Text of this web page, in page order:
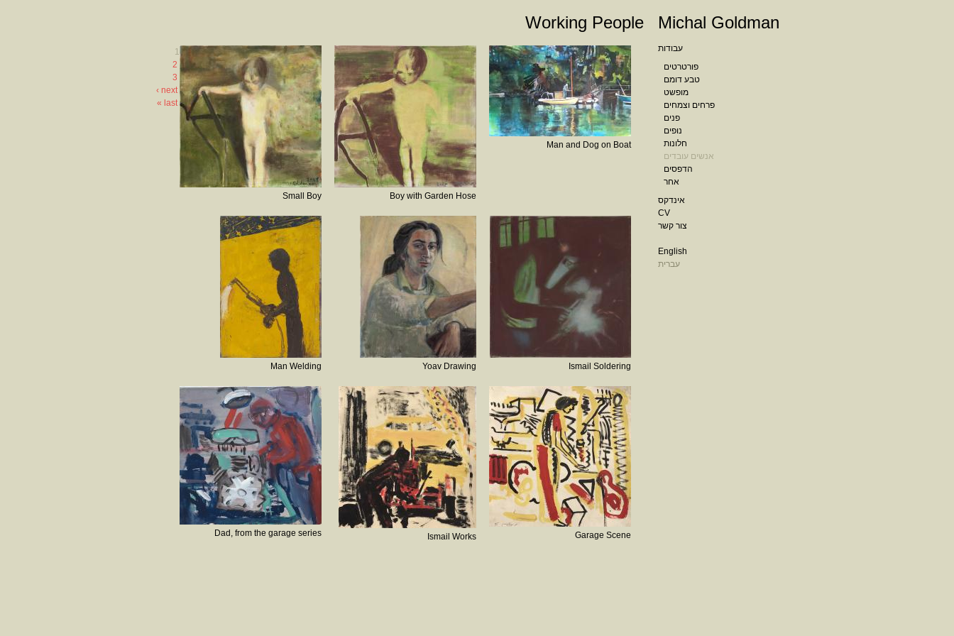
Michal Goldman
עבודות
פורטרטים
טבע דומם
מופשט
פרחים וצמחים
פנים
נופים
חלונות
אנשים עובדים
הדפסים
אחר
אינדקס
CV
צור קשר
English
עברית
Working People
Man and Dog on Boat
Boy with Garden Hose
Small Boy
Ismail Soldering
Yoav Drawing
Man Welding
Garage Scene
Ismail Works
Dad, from the garage series
1
2
3
next ›
last »